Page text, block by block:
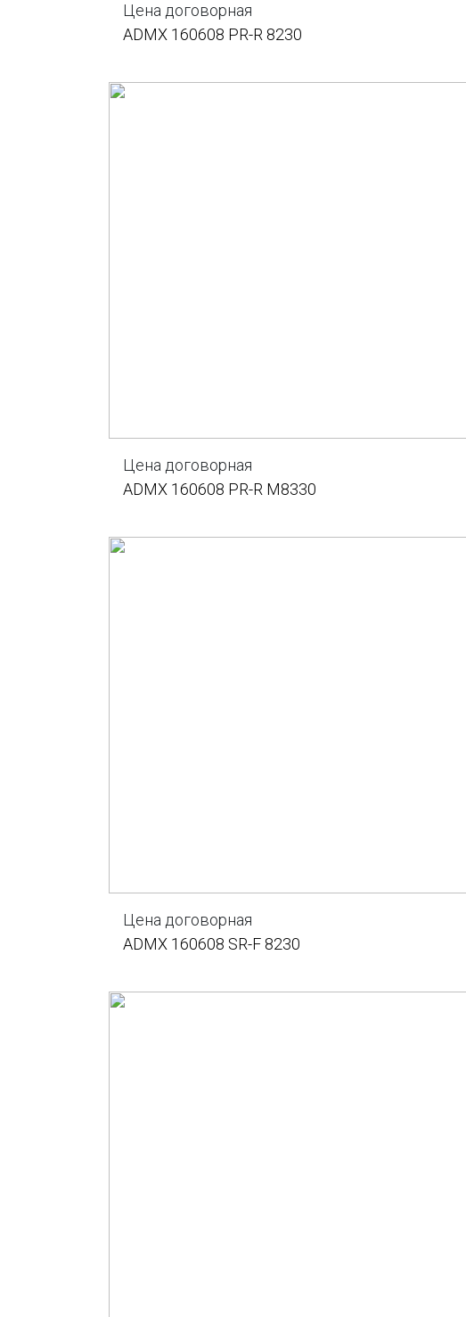
Цена договорная
ADMX 160608 PR-R 8230
Цена договорная
ADMX 160608 PR-R M8330
Цена договорная
ADMX 160608 SR-F 8230